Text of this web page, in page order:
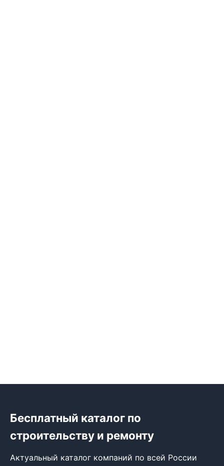
Бесплатный каталог по
строительству и ремонту
Актуальный каталог компаний по всей России